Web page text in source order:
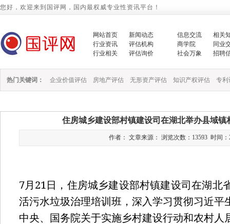
您好，欢迎来到国评网，国内最权威专业性资讯平台！
网站首页
新闻动态
行业资讯
评估机构
行业相关
评估询价
信息交流
相关
商学院
同业
社会万象
招聘
热门关键词： 企业价值评估 房地产评估 无形资产评估 知识产权评估 专利
住房城乡建设部村镇建设司在湖北举办县域镇
作者： 文章来源： 浏览次数：13593 时间：
7月 21 日，住房城乡建设部村镇建设司在湖北
活污水垃圾治理培训班，深入学习贯彻习近平
中央、国务院关于实施乡村建设行动和农村人